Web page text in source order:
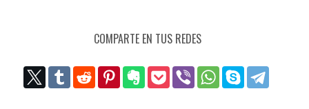
COMPARTE EN TUS REDES